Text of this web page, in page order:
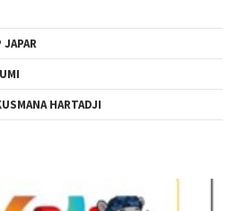
JAPAR
HARTADJI